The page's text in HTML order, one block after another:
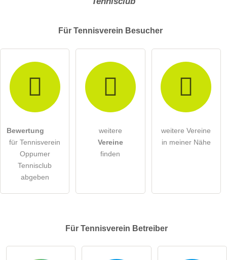
Für Tennisverein Besucher
Bewertung
für Tennisverein
Oppumer
Tennisclub
abgeben
weitere
Vereine
finden
weitere Vereine
in meiner Nähe
Für Tennisverein Betreiber